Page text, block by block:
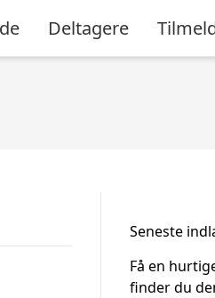
Deltagere
Seneste
Få en
finder du